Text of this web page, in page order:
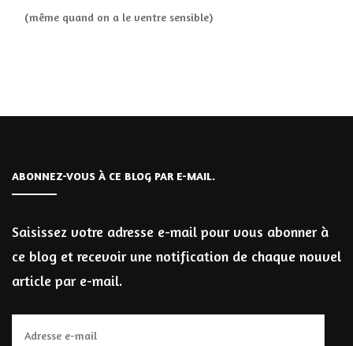
(même quand on a le ventre sensible)
ABONNEZ-VOUS À CE BLOG PAR E-MAIL.
Saisissez votre adresse e-mail pour vous abonner à
ce blog et recevoir une notification de chaque nouvel
article par e-mail.